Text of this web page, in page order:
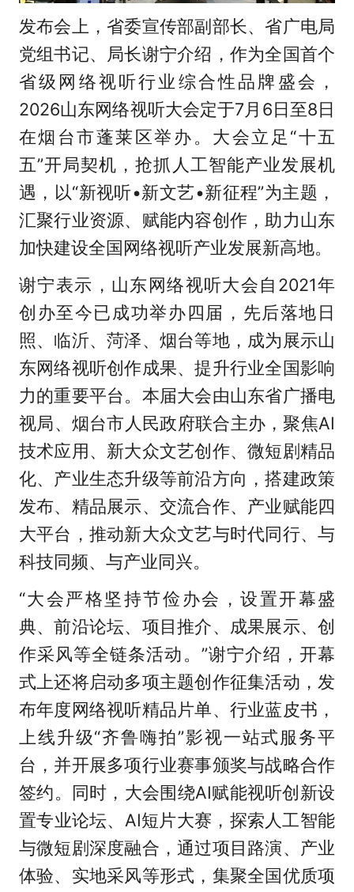
发布会上，省委宣传部副部长、省广电局
党组书记、局长谢宁介绍，作为全国首个
省级网络视听行业综合性品牌盛会，
2026山东网络视听大会定于7月6日至8日
在烟台市蓬莱区举办。大会立足“十五
五”开局契机，抢抓人工智能产业发展机
遇，以“新视听•新文艺•新征程”为主题，
汇聚行业资源、赋能内容创作，助力山东
加快建设全国网络视听产业发展新高地。
谢宁表示，山东网络视听大会自2021年
创办至今已成功举办四届，先后落地日
照、临沂、菏泽、烟台等地，成为展示山
东网络视听创作成果、提升行业全国影响
力的重要平台。本届大会由山东省广播电
视局、烟台市人民政府联合主办，聚焦AI
技术应用、新大众文艺创作、微短剧精品
化、产业生态升级等前沿方向，搭建政策
发布、精品展示、交流合作、产业赋能四
大平台，推动新大众文艺与时代同行、与
科技同频、与产业同兴。
“大会严格坚持节俭办会，设置开幕盛
典、前沿论坛、项目推介、成果展示、创
作采风等全链条活动。”谢宁介绍，开幕
式上还将启动多项主题创作征集活动，发
布年度网络视听精品片单、行业蓝皮书，
上线升级“齐鲁嗨拍”影视一站式服务平
台，并开展多项行业赛事颁奖与战略合作
签约。同时，大会围绕AI赋能视听创新设
置专业论坛、AI短片大赛，探索人工智能
与微短剧深度融合，通过项目路演、产业
体验、实地采风等形式，集聚全国优质项